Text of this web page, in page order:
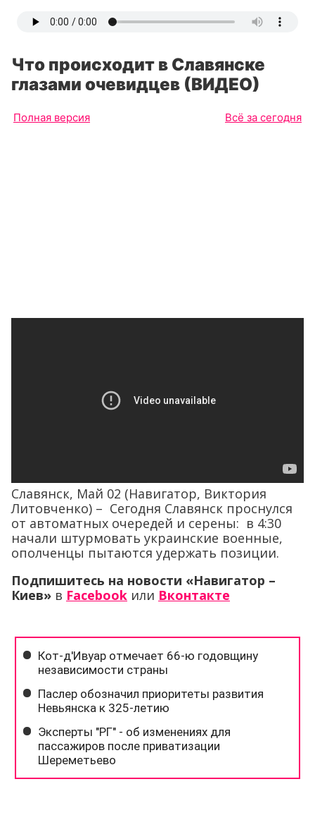
Что происходит в Славянске
глазами очевидцев (ВИДЕО)
Полная версия Всё за сегодня
Славянск, Май 02 (Навигатор, Виктория
Литовченко) – Сегодня Славянск проснулся
от автоматных очередей и серены: в 4:30
начали штурмовать украинские военные,
ополченцы пытаются удержать позиции.
Подпишитесь на новости «Навигатор –
Киев» в Facebook или Вконтакте